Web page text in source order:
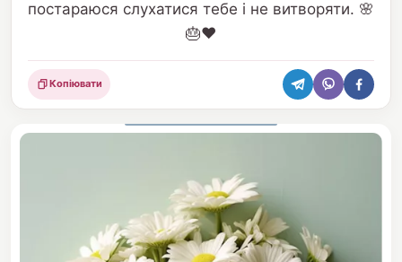
постараюся слухатися тебе і не витворяти. 🌸
🎂❤️
Поділитися
Копіювати